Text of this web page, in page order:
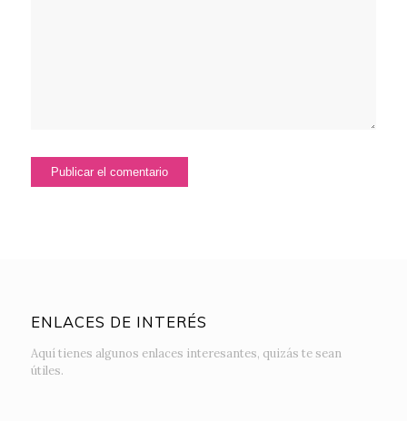
ENLACES DE INTERÉS
Aquí tienes algunos enlaces interesantes, quizás te sean
útiles.